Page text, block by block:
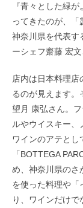
『青々とした緑
ってきたのが、
神奈川県を代表す
ーシェフ齋藤 宏
店内は日本料理店
るのが見えます。
望月 康弘さん。
ルやウイスキー
ワインのアテとし
「BOTTEGA
め、神奈川県のさ
を使った料理や「
り、ワインだけ